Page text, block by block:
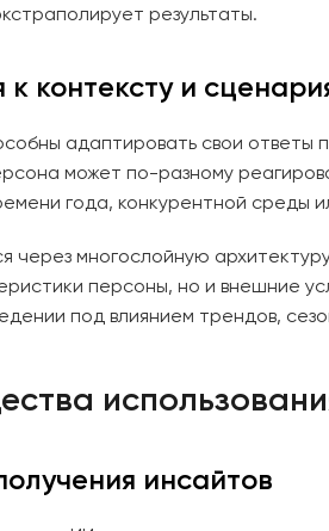
результаты.
контексту и
адаптировать свои ответы
может по-разному
года, конкурентной среды
через многослойную
персоны, но и внешние
под влиянием трендов,
инсайтов